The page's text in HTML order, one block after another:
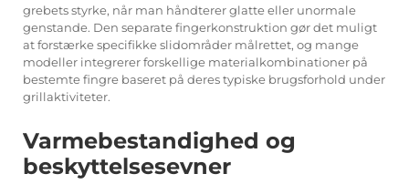
grebets styrke, når man håndterer glatte eller unormale
genstande. Den separate fingerkonstruktion gør det muligt
at forstærke specifikke slidområder målrettet, og mange
modeller integrerer forskellige materialkombinationer på
bestemte fingre baseret på deres typiske brugsforhold under
grillaktiviteter.
Varmebestandighed og
beskyttelsesevner